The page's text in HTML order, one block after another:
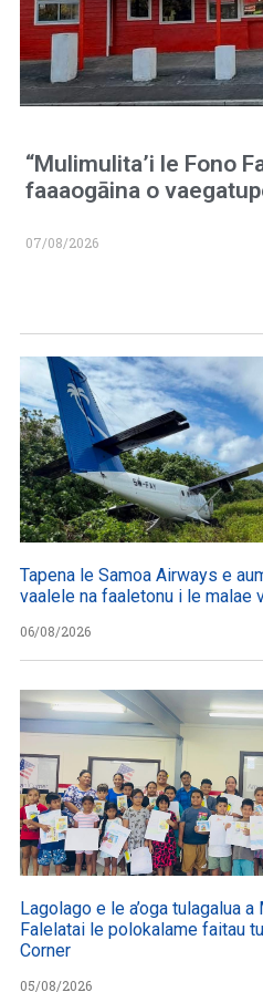
“Mulimulita’i le Fono
faaaogāina o
07/08/2026
Tapena le Samoa Airways e
vaalele na faaletonu i le malae
06/08/2026
Lagolago e le a’oga tulagalua a
Falelatai le polokalame faitau
Corner
05/08/2026